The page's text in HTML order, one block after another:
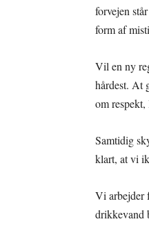
forvejen
form af
Vil en ny
hårdest. At
om
Samtidig
klart, at vi
Vi arbejder
drikkevand